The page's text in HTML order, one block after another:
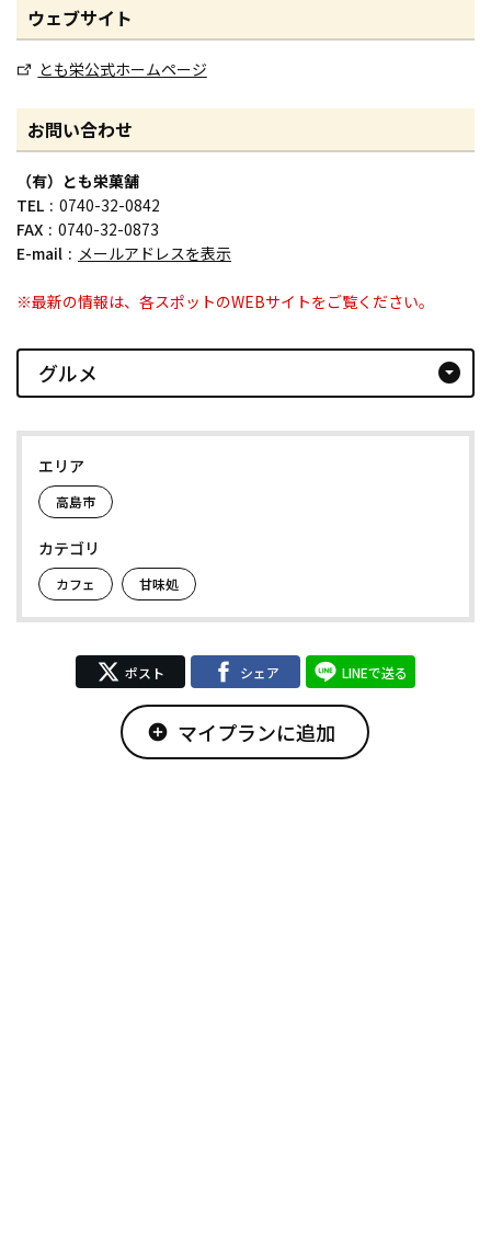
ウェブサイト
とも栄公式ホームページ
お問い合わせ
（有）とも栄菓舗
TEL
0740-32-0842
FAX
0740-32-0873
E-mail
メールアドレスを表示
※最新の情報は、各スポットのWEBサイトをご覧ください。
グルメ arrow_drop_down_circle
エリア
高島市
カテゴリ
カフェ 甘味処
ポスト シェア LINEで送る
add_circle マイプランに追加